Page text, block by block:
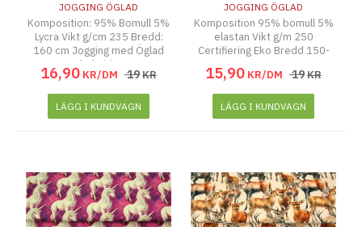
JOGGING ÖGLAD
Komposition: 95% Bomull 5%
Lycra Vikt g/cm 235 Bredd:
160 cm Jogging med Öglad
baksida
16,90 KR/DM 19KR
LÄGG I KUNDVAGN
JOGGING ÖGLAD
Komposition 95% bomull 5%
elastan Vikt g/m 250
Certifiering Eko Bredd 150-
15,90 KR/DM 19KR
LÄGG I KUNDVAGN